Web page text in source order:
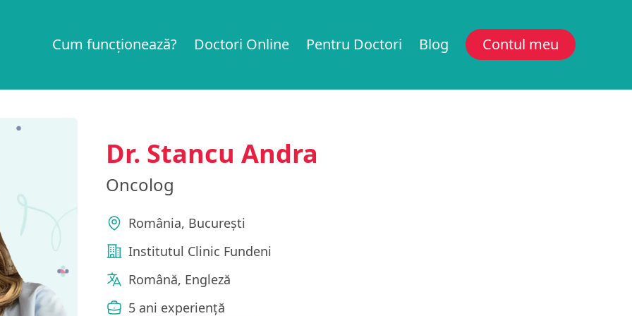
Cum funcționează? Doctori Online Pentru Doctori Blog Contul meu
Dr. Stancu Andra
Oncolog
România, Bucureşti
Institutul Clinic Fundeni
Română, Engleză
5 ani experiență